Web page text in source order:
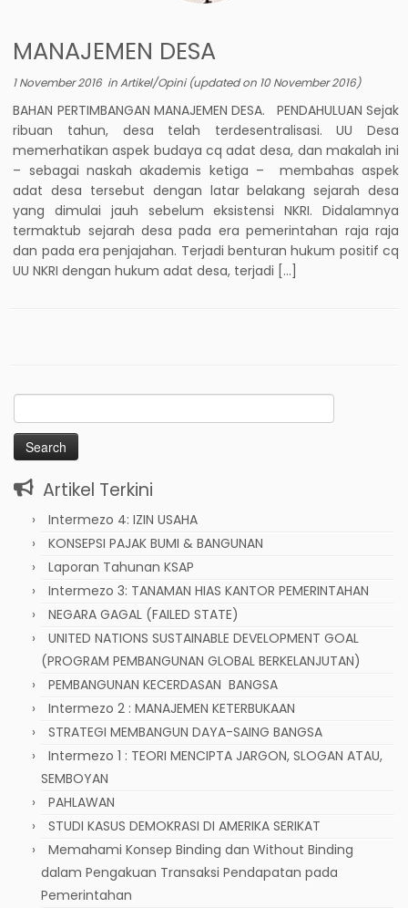
MANAJEMEN DESA
1 November 2016inArtikel/Opini(updated on 10 November 2016)
BAHAN PERTIMBANGAN MANAJEMEN DESA. PENDAHULUAN Sejak
ribuan tahun, desa telah terdesentralisasi. UU Desa
memerhatikan aspek budaya cq adat desa, dan makalah ini
– sebagai naskah akademis ketiga – membahas aspek
adat desa tersebut dengan latar belakang sejarah desa
yang dimulai jauh sebelum eksistensi NKRI. Didalamnya
termaktub sejarah desa pada era pemerintahan raja raja
dan pada era penjajahan. Terjadi benturan hukum positif cq
UU NKRI dengan hukum adat desa, terjadi […]
Search
for:
Artikel Terkini
Intermezo 4: IZIN USAHA
KONSEPSI PAJAK BUMI & BANGUNAN
Laporan Tahunan KSAP
Intermezo 3: TANAMAN HIAS KANTOR PEMERINTAHAN
NEGARA GAGAL (FAILED STATE)
UNITED NATIONS SUSTAINABLE DEVELOPMENT GOAL
(PROGRAM PEMBANGUNAN GLOBAL BERKELANJUTAN)
PEMBANGUNAN KECERDASAN BANGSA
Intermezo 2 : MANAJEMEN KETERBUKAAN
STRATEGI MEMBANGUN DAYA-SAING BANGSA
Intermezo 1 : TEORI MENCIPTA JARGON, SLOGAN ATAU,
SEMBOYAN
PAHLAWAN
STUDI KASUS DEMOKRASI DI AMERIKA SERIKAT
Memahami Konsep Binding dan Without Binding
dalam Pengakuan Transaksi Pendapatan pada
Pemerintahan